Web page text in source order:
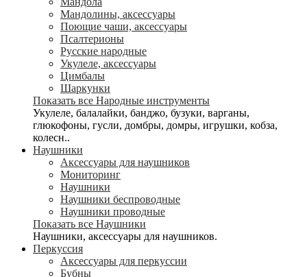
Мандолины, аксессуары
Поющие чаши, аксессуары
Псалтерионы
Русские народные
Укулеле, аксессуары
Цимбалы
Шаркунки
Показать все Народные инструменты
Укулеле, балалайки, банджо, бузуки, варганы,
глюкофоны, гусли, домбры, домры, игрушки, кобза,
колесн..
Наушники
Аксессуары для наушников
Мониторинг
Наушники
Наушники беспроводные
Наушники проводные
Показать все Наушники
Наушники, аксессуары для наушников.
Перкуссия
Аксессуары для перкуссии
Бубны